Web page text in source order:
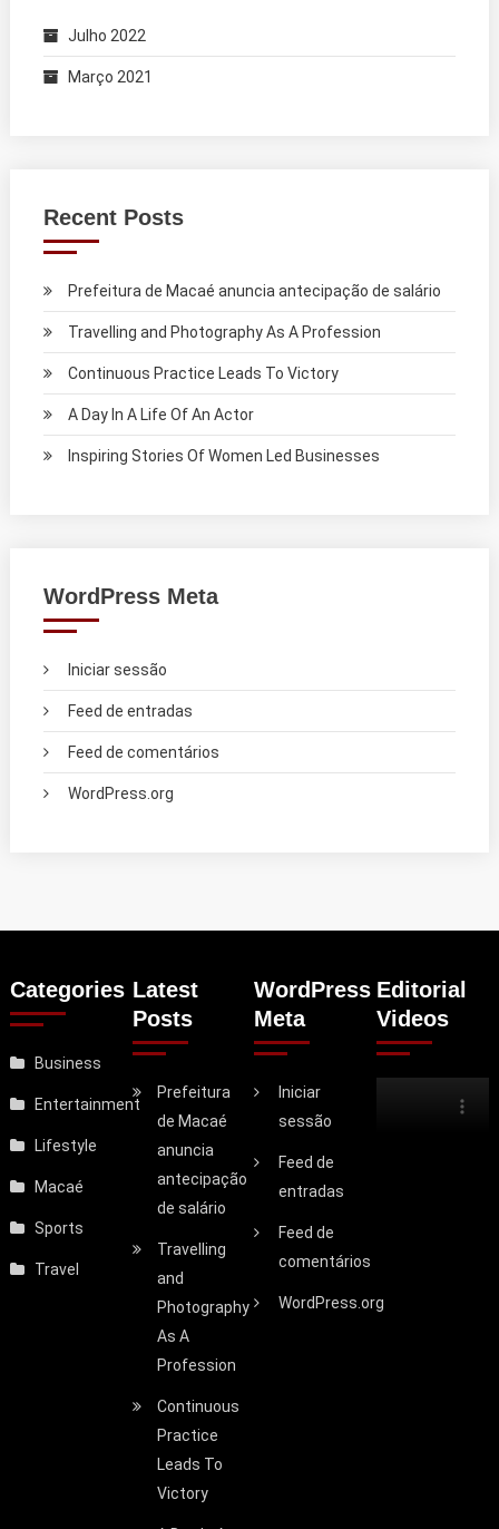
Julho 2022
Março 2021
Recent Posts
Prefeitura de Macaé anuncia antecipação de salário
Travelling and Photography As A Profession
Continuous Practice Leads To Victory
A Day In A Life Of An Actor
Inspiring Stories Of Women Led Businesses
WordPress Meta
Iniciar sessão
Feed de entradas
Feed de comentários
WordPress.org
Categories
Business
Entertainment
Lifestyle
Macaé
Sports
Travel
Latest
Posts
Prefeitura
de Macaé
anuncia
antecipação
de salário
Travelling
and
Photography
As A
Profession
Continuous
Practice
Leads To
Victory
WordPress
Meta
Iniciar
sessão
Feed de
entradas
Feed de
comentários
WordPress.org
Editorial
Videos